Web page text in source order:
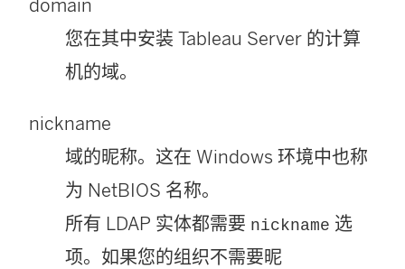
domain
您在其中安装 Tableau Server 的计算
机的域。
nickname
域的昵称。这在 Windows 环境中也称
为 NetBIOS 名称。
所有 LDAP 实体都需要 nickname 选
项。如果您的组织不需要昵